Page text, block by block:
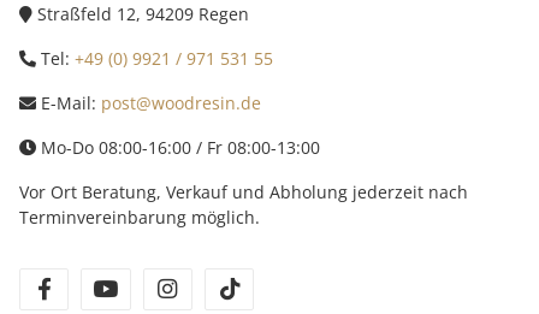
Straßfeld 12, 94209 Regen
Tel: +49 (0) 9921 / 971 531 55
E-Mail: post@woodresin.de
Mo-Do 08:00-16:00 / Fr 08:00-13:00
Vor Ort Beratung, Verkauf und Abholung jederzeit nach
Terminvereinbarung möglich.
facebookyoutube instagram